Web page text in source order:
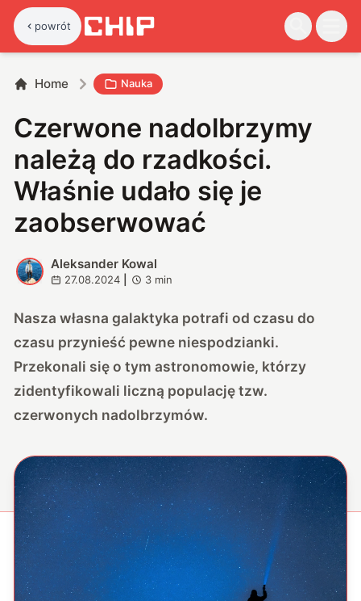
powrót
Home Nauka
Czerwone nadolbrzymy
należą do rzadkości.
Właśnie udało się je
zaobserwować
A
Aleksander Kowal
27.08.2024 3 min
Nasza własna galaktyka potrafi od czasu do
czasu przynieść pewne niespodzianki.
Przekonali się o tym astronomowie, którzy
zidentyfikowali liczną populację tzw.
czerwonych nadolbrzymów.